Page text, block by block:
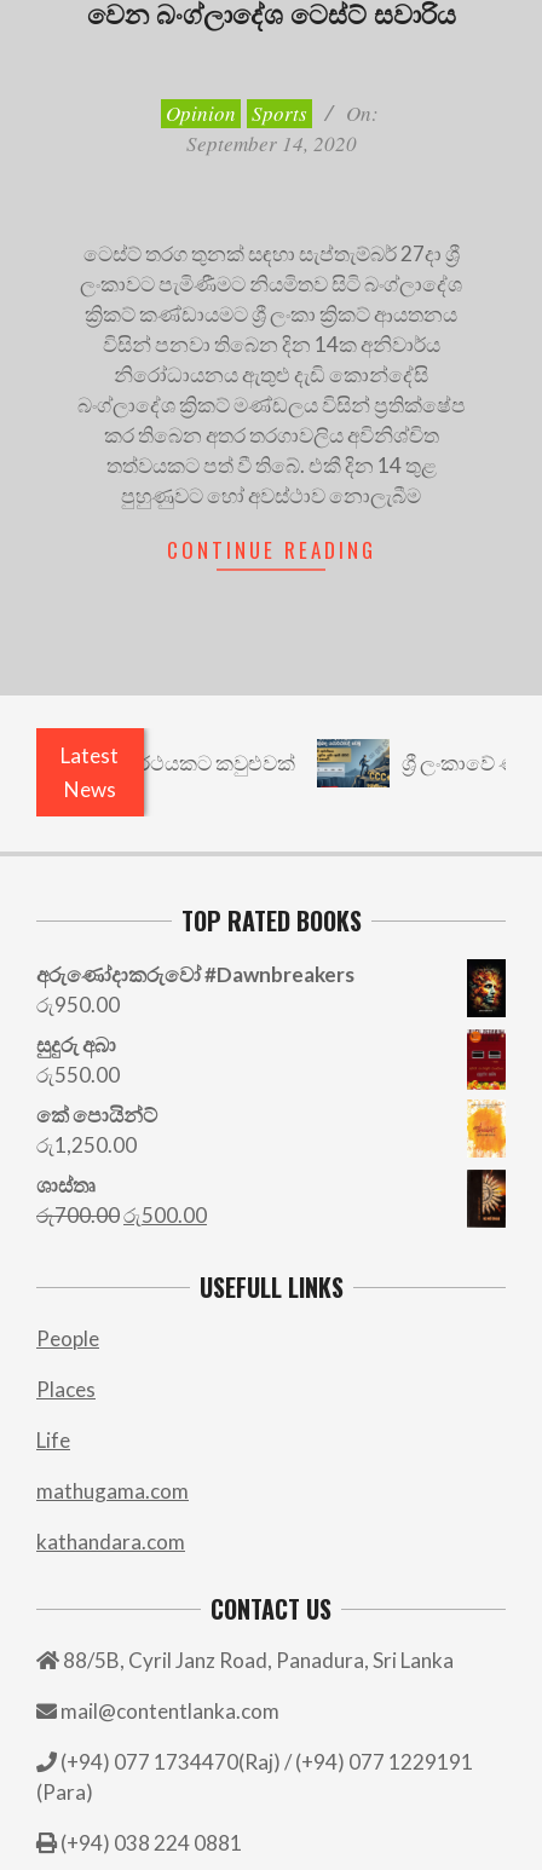
වෙන බංග්ලාදේශ ටෙස්ට් සවාරිය
Opinion Sports
On:
September 14, 2020
ටෙස්ට් තරග තුනක් සඳහා සැප්තැම්බර් 27දා ශ්‍රී
ලංකාවට පැමිණීමට නියමිතව සිටි බංග්ලාදේශ
ක්‍රිකට් කණ්ඩායමට ශ්‍රී ලංකා ක්‍රිකට් ආයතනය
විසින් පනවා තිබෙන දින 14ක අනිවාර්ය
නිරෝධායනය ඇතුළු දැඩි කොන්දේසි
බංග්ලාදේශ ක්‍රිකට් මණ්ඩලය විසින් ප්‍රතික්ෂේප
කර තිබෙන අතර තරගාවලිය අවිනිශ්චිත
තත්වයකට පත් වී තිබේ. එකී දින 14 තුළ
පුහුණුවට හෝ අවස්ථාව නොලැබීම
CONTINUE READING
Latest
News
වෙනත් යථාර්ථයකට කවුළුවක් ශ්‍රී ලංකාවේ ණය
TOP RATED BOOKS
අරු‍ණෝදාකරුවෝ #Dawnbreakers
රු950.00
සුදුරු අබා
රු550.00
කේ පොයින්ට්
රු1,250.00
ශාස්තෘ
රු700.00Original
රු700.00.
රු500.00Current
is:
රු500.00.
USEFULL LINKS
People
Places
Life
mathugama.com
kathandara.com
CONTACT US
88/5B, Cyril Janz Road, Panadura, Sri Lanka
mail@contentlanka.com
(+94) 077 1734470(Raj) / (+94) 077 1229191
(Para)
(+94) 038 224 0881